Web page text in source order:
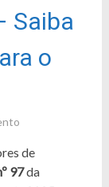
Saiba
o
de
97da